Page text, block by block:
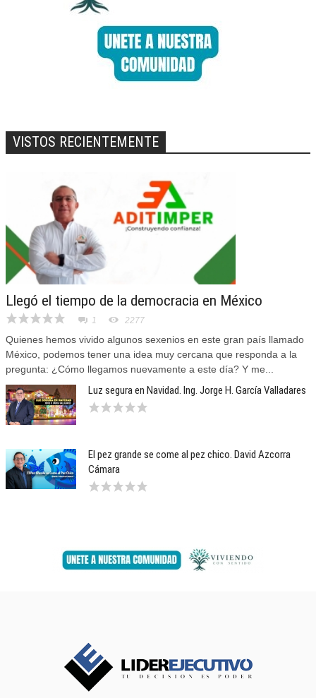
VISTOS RECIENTEMENTE
Llegó el tiempo de la democracia en México
1 2277
Quienes hemos vivido algunos sexenios en este gran país llamado
México, podemos tener una idea muy cercana que responda a la
pregunta: ¿Cómo llegamos nuevamente a este día? Y me...
Luz segura en Navidad. Ing. Jorge H. García Valladares
El pez grande se come al pez chico. David Azcorra
Cámara